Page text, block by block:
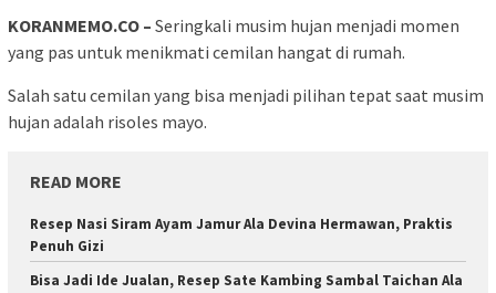
KORANMEMO.CO – Seringkali musim hujan menjadi momen
yang pas untuk menikmati cemilan hangat di rumah.
Salah satu cemilan yang bisa menjadi pilihan tepat saat musim
hujan adalah risoles mayo.
READ MORE
Resep Nasi Siram Ayam Jamur Ala Devina Hermawan, Praktis
Penuh Gizi
Bisa Jadi Ide Jualan, Resep Sate Kambing Sambal Taichan Ala